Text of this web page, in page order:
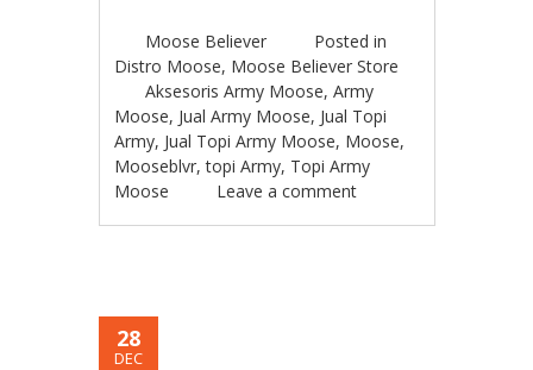
Moose Believer
Posted in
Distro Moose, Moose Believer Store
Aksesoris Army Moose,Army
Moose, Jual Army Moose, Jual Topi
Army, Jual Topi Army Moose, Moose,
Mooseblvr,topi Army, Topi Army
Moose
Leave a comment
28
DEC